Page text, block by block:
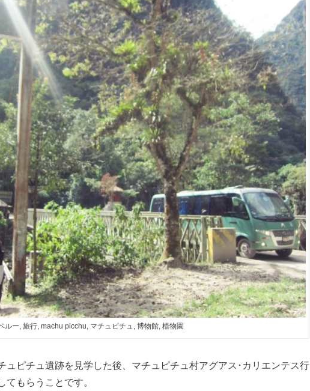
ルー, 旅行, machu picchu, マチュピチュ, 博物館, 植物園
ュピチュ遺跡を見学した後、マチュピチュ村アグアス･カリエンテス行
てもらうことです。